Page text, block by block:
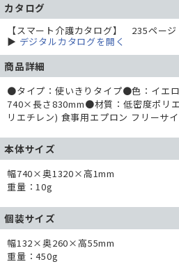
カタログ
【スマート介護カタログ】 235ページ
▶ デジタルカタログを開く
商品詳細
●タイプ：使いきりタイプ●色：イエ
740×長さ830mm●材質：低密度ポリ
リエチレン) 食事用エプロン フリーサ
本体サイズ
幅740×奥1320×高1mm
重量：10g
個装サイズ
幅132×奥260×高55mm
重量：450g